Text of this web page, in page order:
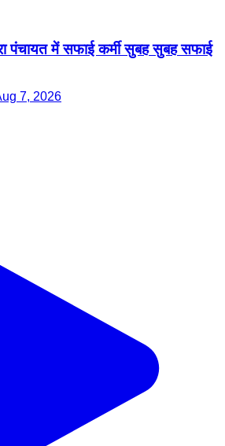
पंचायत में सफाई कर्मी सुबह सुबह सफाई
7, 2026